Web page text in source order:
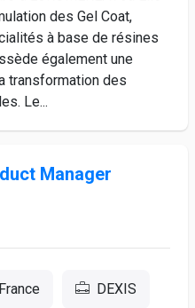
des Gel Coat,
à base de résines
également une
transformation des
Le...
Manager
DEXIS